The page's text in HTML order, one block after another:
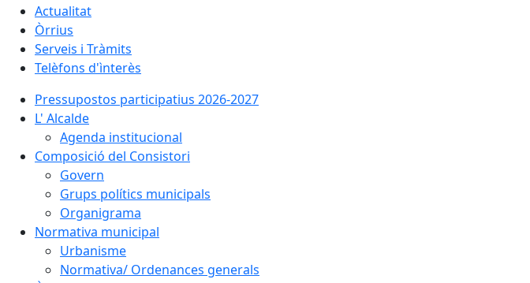
Actualitat
Òrrius
Serveis i Tràmits
Telèfons d'ìnterès
Pressupostos participatius 2026-2027
L' Alcalde
Agenda institucional
Composició del Consistori
Govern
Grups polítics municipals
Organigrama
Normativa municipal
Urbanisme
Normativa/ Ordenances generals